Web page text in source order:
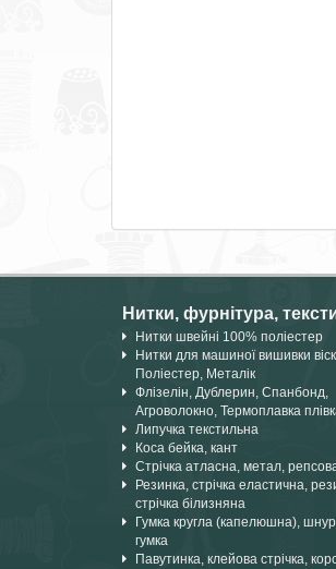
Нитки, фурнітура,
Нитки швейні 100% поліестер
Нитки для машиної вишивки
Поліестер, Металік
Флізелін, Дублерин, Спанбонд,
Агроволокно, Термоплавка
Липучка текстильна
Коса бейка, кант
Стрічка атласна, метал,
Резинка, стрічка еластична,
стрічка білизняна
Гумка кругла (капелюшна),
гумка
Павутинка, клейова стрічка,